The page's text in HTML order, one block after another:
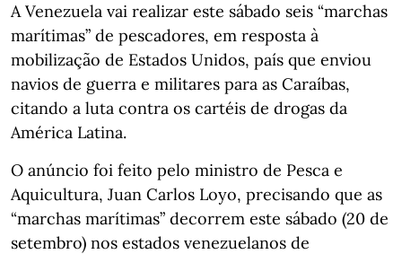
A Venezuela vai realizar este sábado seis “marchas
marítimas” de pescadores, em resposta à
mobilização de Estados Unidos, país que enviou
navios de guerra e militares para as Caraíbas,
citando a luta contra os cartéis de drogas da
América Latina.
O anúncio foi feito pelo ministro de Pesca e
Aquicultura, Juan Carlos Loyo, precisando que as
“marchas marítimas” decorrem este sábado (20 de
setembro) nos estados venezuelanos de